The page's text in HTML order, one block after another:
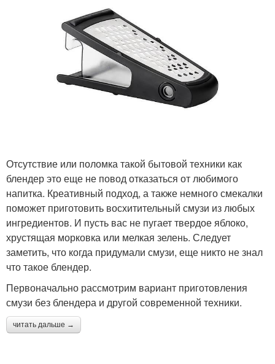
Отсутствие или поломка такой бытовой техники как
блендер это еще не повод отказаться от любимого
напитка. Креативный подход, а также немного смекалки
поможет приготовить восхитительный смузи из любых
ингредиентов. И пусть вас не пугает твердое яблоко,
хрустящая морковка или мелкая зелень. Следует
заметить, что когда придумали смузи, еще никто не знал
что такое блендер.
Первоначально рассмотрим вариант приготовления
смузи без блендера и другой современной техники.
читать дальше →